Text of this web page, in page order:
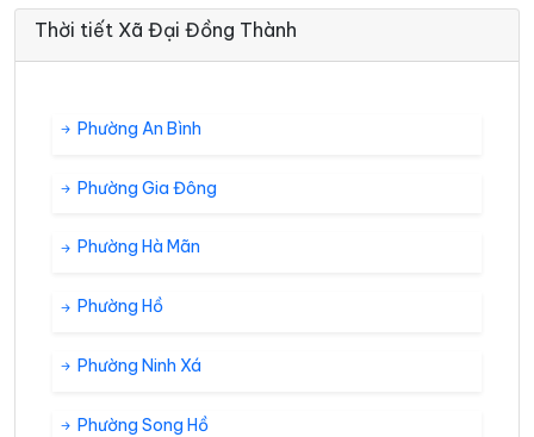
Thời tiết Xã Đại Đồng Thành
Phường An Bình
Phường Gia Đông
Phường Hà Mãn
Phường Hồ
Phường Ninh Xá
Phường Song Hồ